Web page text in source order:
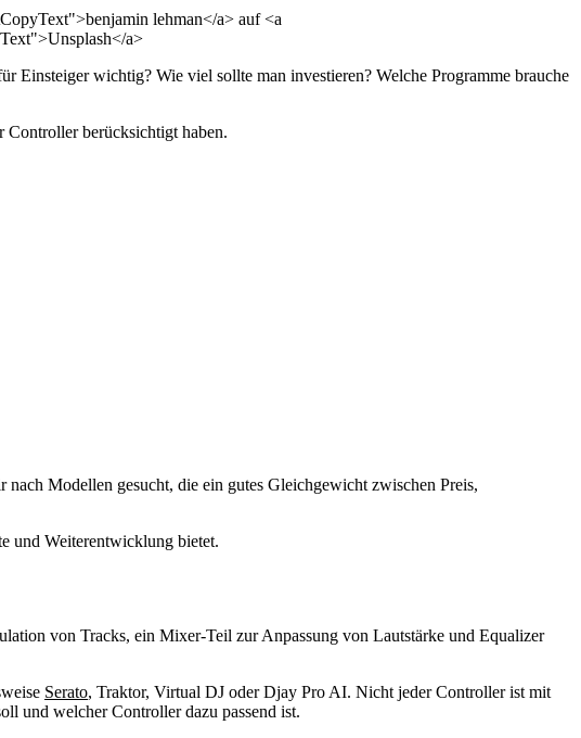
lehman</a> auf <a
a>
Einsteiger wichtig? Wie viel sollte man investieren? Welche Programme brauche
berücksichtigt haben.
Modellen gesucht, die ein gutes Gleichgewicht zwischen Preis,
und Weiterentwicklung bietet.
von Tracks, ein Mixer-Teil zur Anpassung von Lautstärke und Equalizer
Serato, Traktor, Virtual DJ oder Djay Pro AI. Nicht jeder Controller ist mit
und welcher Controller dazu passend ist.